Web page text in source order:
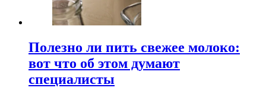
Полезно ли пить свежее молоко:
вот что об этом думают
специалисты